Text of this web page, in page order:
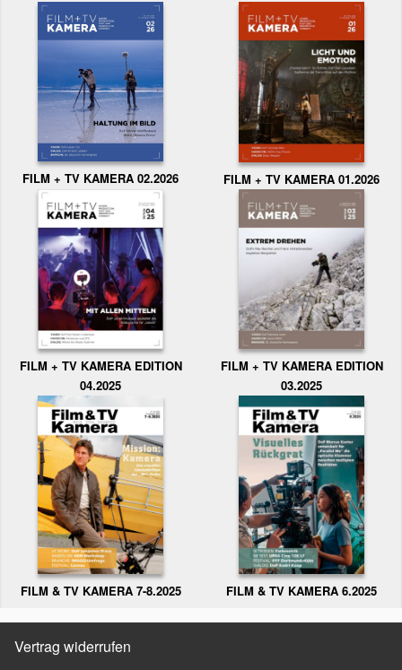
FILM + TV KAMERA 02.2026 FILM + TV KAMERA 01.2026
FILM + TV KAMERA EDITION
04.2025
FILM + TV KAMERA EDITION
03.2025
FILM & TV KAMERA 7-8.2025 FILM & TV KAMERA 6.2025
Vertrag widerrufen